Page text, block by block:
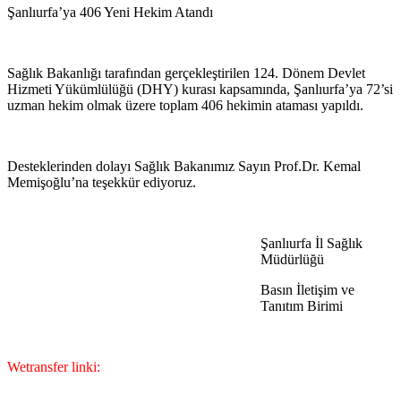
Şanlıurfa’ya 406 Yeni Hekim Atandı
Sağlık Bakanlığı tarafından gerçekleştirilen 124. Dönem Devlet
Hizmeti Yükümlülüğü (DHY) kurası kapsamında, Şanlıurfa’ya 72’si
uzman hekim olmak üzere toplam 406 hekimin ataması yapıldı.
Desteklerinden dolayı Sağlık Bakanımız Sayın Prof.Dr. Kemal
Memişoğlu’na teşekkür ediyoruz.
Şanlıurfa İl Sağlık
Müdürlüğü
Basın İletişim ve
Tanıtım Birimi
Wetransfer linki: